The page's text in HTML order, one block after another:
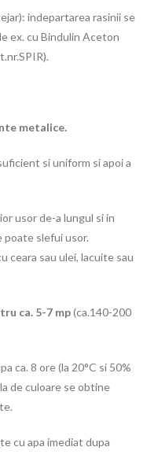
indepartarea rasinii se
ex. cu Bindulin Aceton
metalice.
si uniform si apoi a
usor de-a lungul si in
poate slefui usor.
sau ulei, lacuite sau
ca. 5-7 mp(ca.140-200
ca. 8 ore (la 20°C si 50%
de culoare se obtine
cu apa imediat dupa